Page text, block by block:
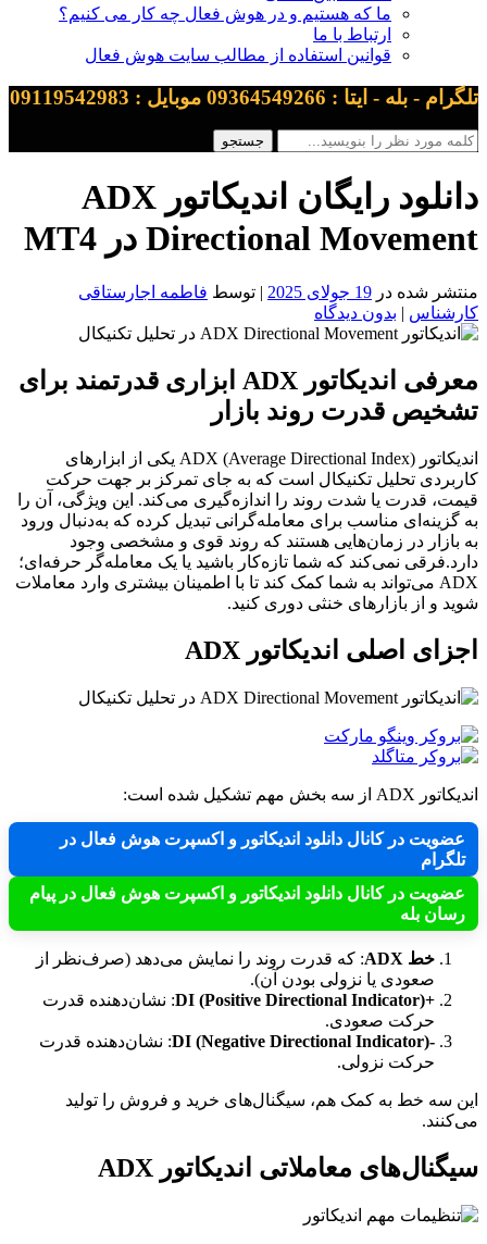
ما که هستیم و در هوش فعال چه کار می کنیم؟
ارتباط با ما
قوانین استفاده از مطالب سایت هوش فعال
تلگرام - بله - ایتا : 09364549266 موبایل : 09119542983
دانلود رایگان اندیکاتور ADX
Directional Movement در MT4
منتشر شده در 19 جولای 2025 | توسط فاطمه اجارستاقی
کارشناس | بدون دیدگاه
معرفی اندیکاتور ADX
ابزاری قدرتمند برای
تشخیص قدرت روند بازار
اندیکاتور ADX (Average Directional Index) یکی از ابزارهای
کاربردی تحلیل تکنیکال است که به جای تمرکز بر جهت حرکت
قیمت، قدرت یا شدت روند را اندازه‌گیری می‌کند. این ویژگی، آن را
به گزینه‌ای مناسب برای معامله‌گرانی تبدیل کرده که به‌دنبال ورود
به بازار در زمان‌هایی هستند که روند قوی و مشخصی وجود
دارد.فرقی نمی‌کند که شما تازه‌کار باشید یا یک معامله‌گر حرفه‌ای؛
ADX می‌تواند به شما کمک کند تا با اطمینان بیشتری وارد معاملات
شوید و از بازارهای خنثی دوری کنید.
اجزای اصلی اندیکاتور ADX
اندیکاتور ADX از سه بخش مهم تشکیل شده است:
عضویت در کانال دانلود اندیکاتور و اکسپرت هوش فعال در
تلگرام
عضویت در کانال دانلود اندیکاتور و اکسپرت هوش فعال در پیام
رسان بله
خط ADX
: که قدرت روند را نمایش می‌دهد (صرف‌نظر از
صعودی یا نزولی بودن آن).
+DI (Positive Directional Indicator)
: نشان‌دهنده قدرت
حرکت صعودی.
-DI (Negative Directional Indicator)
: نشان‌دهنده قدرت
حرکت نزولی.
این سه خط به کمک هم، سیگنال‌های خرید و فروش را تولید
می‌کنند.
سیگنال‌های معاملاتی اندیکاتور ADX